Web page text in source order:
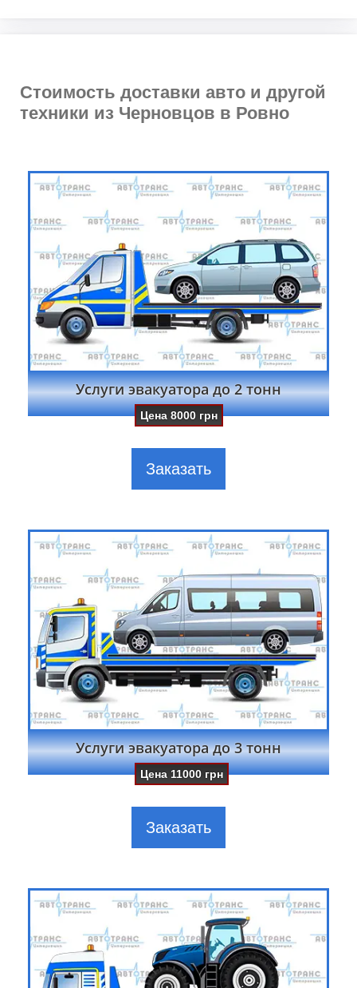
Стоимость доставки авто и другой
техники из Черновцов в Ровно
Услуги эвакуатора до 2 тонн
Цена8000 грн
Заказать
Услуги эвакуатора до 3 тонн
Цена11000 грн
Заказать